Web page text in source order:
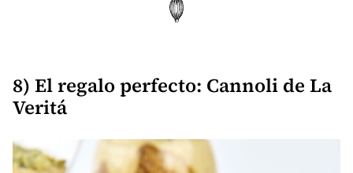
8) El regalo perfecto: Cannoli de La
Veritá